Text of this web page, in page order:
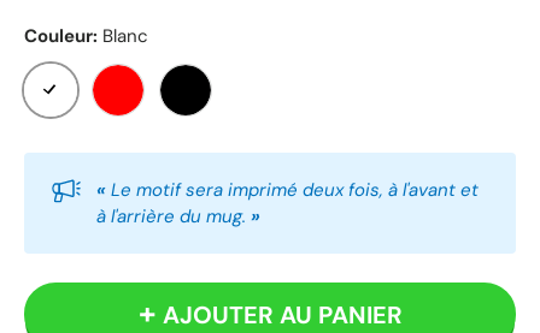
Couleur: Blanc
Blanc Rouge Noir
« Le motif sera imprimé deux fois, à l'avant et
à l'arrière du mug. »
AJOUTER AU PANIER